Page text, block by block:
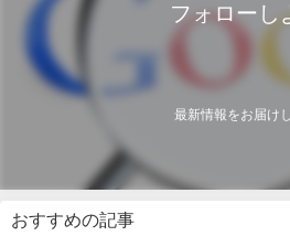
フォローし
最新情報をお届け
おすすめの記事